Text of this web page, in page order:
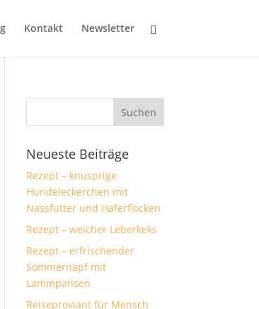
Kontakt Newsletter
Neueste Beiträge
Rezept – knusprige
Hundeleckerchen mit
Nassfutter und Haferflocken
Rezept – weicher Leberkeks
Rezept – erfrischender
Sommernapf mit
Lammpansen
Reiseproviant für Mensch